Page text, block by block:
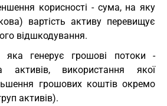
корисності - сума, на яку
вартість активу перевищує
відшкодування.
яка генерує грошові потоки -
активів, використання якої
грошових коштів окремо
активів).